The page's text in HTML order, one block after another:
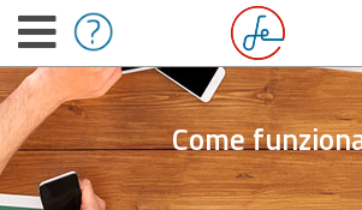
Come